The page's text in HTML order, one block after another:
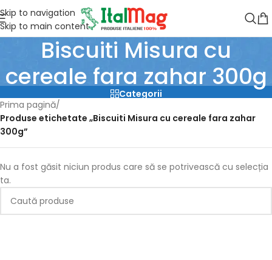
Skip to navigation
Skip to main content
Biscuiti Misura cu
cereale fara zahar 300g
Categorii
Prima pagină/
Produse etichetate „Biscuiti Misura cu cereale fara zahar
300g”
Nu a fost găsit niciun produs care să se potrivească cu selecția
ta.